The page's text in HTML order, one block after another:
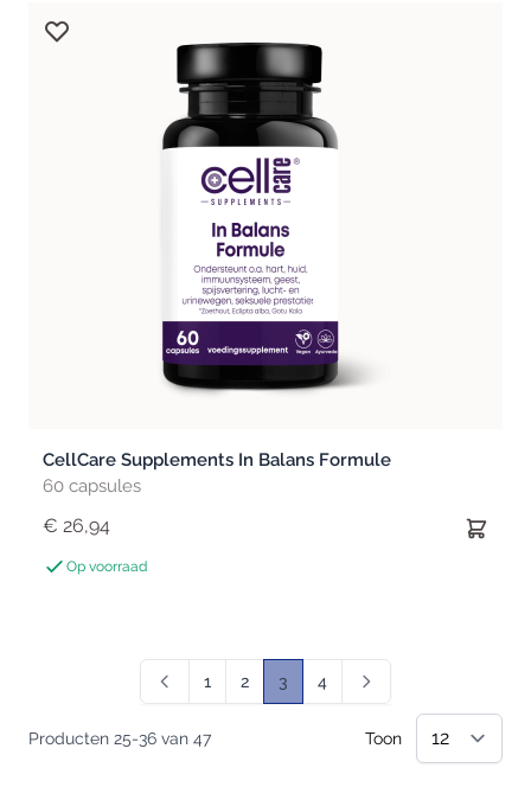
CellCare Supplements In Balans Formule
60 capsules
€ 26,94
Op voorraad
Producten 25-36 van 47
Pagina
1
Pagina
2
U lees momenteel pagina
3
Pagina
4
Toon